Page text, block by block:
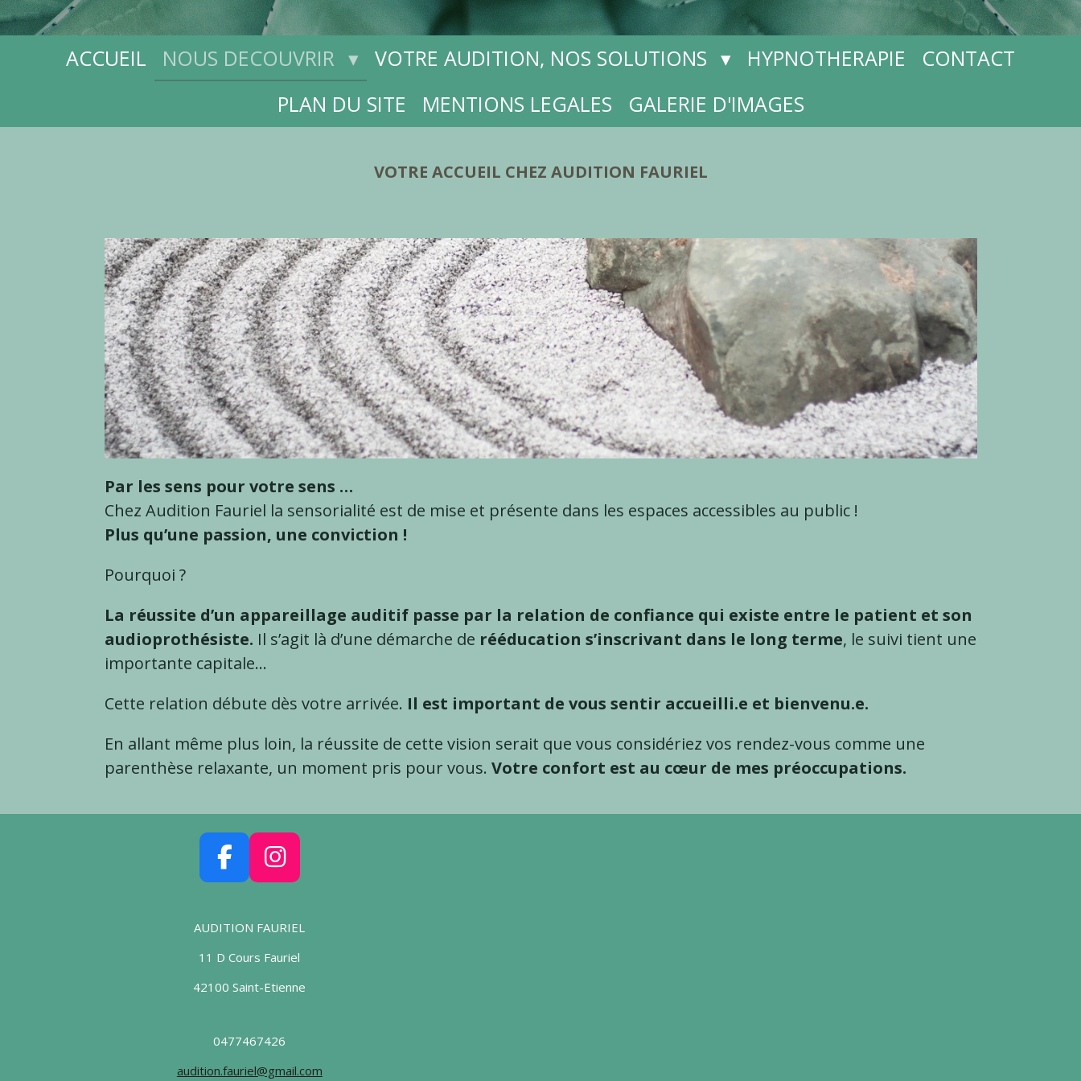
ACCUEIL NOUS DECOUVRIR VOTRE AUDITION, NOS SOLUTIONS HYPNOTHERAPIE
CONTACT
PLAN DU SITE
MENTIONS LEGALES GALERIE D'IMAGES
VOTRE ACCUEIL CHEZ AUDITION FAURIEL
Par les sens pour votre sens …
Chez Audition Fauriel la sensorialité est de mise et présente dans les espaces accessibles au public !
Plus qu’une passion, une conviction !
Pourquoi ?
La réussite d’un appareillage auditif passe par la relation de confiance qui existe entre le patient et son
audioprothésiste. Il s’agit là d’une démarche de rééducation s’inscrivant dans le long terme, le suivi tient une
importante capitale…
Cette relation débute dès votre arrivée. Il est important de vous sentir accueilli.e et bienvenu.e.
En allant même plus loin, la réussite de cette vision serait que vous considériez vos rendez-vous comme une
parenthèse relaxante, un moment pris pour vous. Votre confort est au cœur de mes préoccupations.
F
e
b
o
k
I
t
a
g
a
AUDITION FAURIEL
11 D Cours Fauriel
42100 Saint-Etienne
0477467426
audition.fauriel@gmail.com